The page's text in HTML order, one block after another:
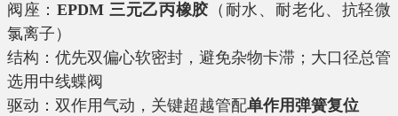
阀座：EPDM 三元乙丙橡胶 （耐水、耐老化、抗轻微
氯离子）
结构：优先双偏心软密封，避免杂物卡滞；大口径总管
选用中线蝶阀
驱动：双作用气动，关键超越管配单作用弹簧复位